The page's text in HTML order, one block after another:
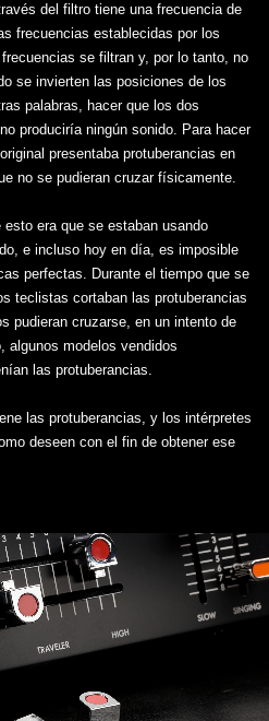
del filtro tiene una frecuencia de
frecuencias establecidas por los
se filtran y, por lo tanto, no
se invierten las posiciones de los
palabras, hacer que los dos
produciría ningún sonido. Para hacer
presentaba protuberancias en
no se pudieran cruzar físicamente.
era que se estaban usando
e incluso hoy en día, es imposible
perfectas. Durante el tiempo que se
teclistas cortaban las protuberancias
pudieran cruzarse, en un intento de
algunos modelos vendidos
las protuberancias.
las protuberancias, y los intérpretes
deseen con el fin de obtener ese